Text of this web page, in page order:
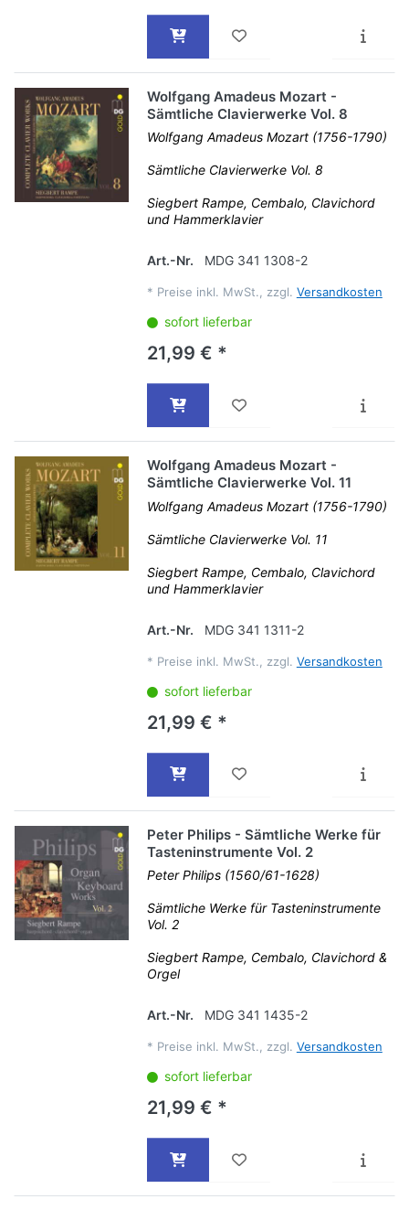
Wolfgang Amadeus Mozart -
Sämtliche Clavierwerke Vol. 8
Wolfgang Amadeus Mozart (1756-1790)
Sämtliche Clavierwerke Vol. 8
Siegbert Rampe, Cembalo, Clavichord
und Hammerklavier
Art.-Nr. MDG 341 1308-2
* Preise inkl. MwSt., zzgl. Versandkosten
sofort lieferbar
21,99 € *
Wolfgang Amadeus Mozart -
Sämtliche Clavierwerke Vol. 11
Wolfgang Amadeus Mozart (1756-1790)
Sämtliche Clavierwerke Vol. 11
Siegbert Rampe, Cembalo, Clavichord
und Hammerklavier
Art.-Nr. MDG 341 1311-2
* Preise inkl. MwSt., zzgl. Versandkosten
sofort lieferbar
21,99 € *
Peter Philips - Sämtliche Werke für
Tasteninstrumente Vol. 2
Peter Philips (1560/61-1628)
Sämtliche Werke für Tasteninstrumente
Vol. 2
Siegbert Rampe, Cembalo, Clavichord &
Orgel
Art.-Nr. MDG 341 1435-2
* Preise inkl. MwSt., zzgl. Versandkosten
sofort lieferbar
21,99 € *